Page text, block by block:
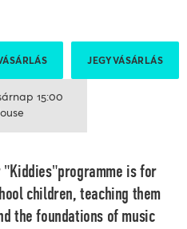
JEGYVÁSÁRLÁS
15:00
"Kiddies"programme is for
children, teaching them
the foundations of music